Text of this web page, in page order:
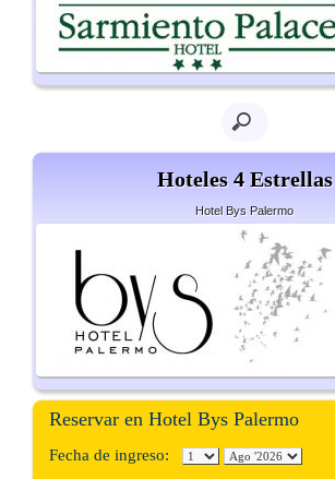
Hoteles 4 Estrellas
Hotel Bys Palermo
Reservar en Hotel Bys Palermo
Fecha de ingreso: